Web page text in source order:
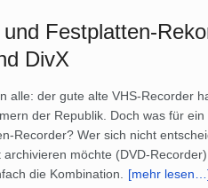
und Festplatten-
DivX
alle: der gute alte VHS-Recorder
der Republik. Doch was für
Recorder? Wer sich nicht
archivieren möchte (DVD-
die Kombination.
[mehr